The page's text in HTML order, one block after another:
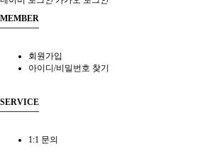
MEMBER
회원가입
아이디/비밀번호 찾기
SERVICE
1:1 문의